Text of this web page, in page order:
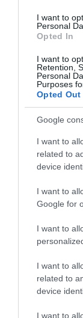
I want to
Personal
Opted In
I want to
Retention,
Personal
Purposes
Opted Out
Google
I want to
related to
device
I want to
Google for
I want to
I want to
related to
device
I want to
PANNONHALMI
ILLATMÚZEUMBA
2026-08-04
SÖRFŐZDÉBE, A
APÁTSÁG HABOS